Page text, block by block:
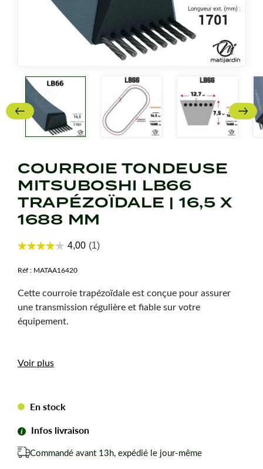
COURROIE TONDEUSE
MITSUBOSHI LB66
TRAPÉZOÏDALE | 16,5 X
1688 MM
Réf : MATAA16420
Cette courroie trapézoïdale est conçue pour assurer
une transmission régulière et fiable sur votre
équipement.
Caractéristiques
Dimension :
Type de courroie :
Marque :Mitsuboshi
Voir plus
En stock
Infos livraison
Commandé avant 13h, expédié le jour-même